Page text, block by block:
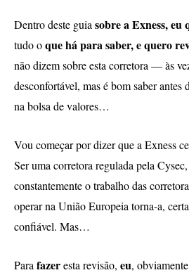
Dentro deste guia sobre a Exness, eu
tudo oque há para saber, e quero
não dizem sobre esta corretora — às
desconfortável, mas é bom saber
na bolsa de valores…
Vou começar por dizer que a Exness
Ser uma corretora regulada pela
constantemente o trabalho das
operar na União Europeia torna-a,
confiável. Mas…
Para fazeresta revisão, eu,